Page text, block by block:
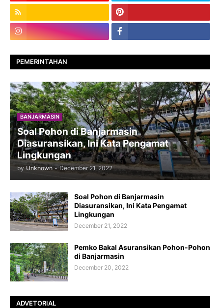
PEMERINTAHAN
BANJARMASIN
Soal Pohon di Banjarmasin
Diasuransikan, Ini Kata Pengamat
Lingkungan
by Unknown - December 21, 2022
Soal Pohon di Banjarmasin
Diasuransikan, Ini Kata Pengamat
Lingkungan
December 21, 2022
Pemko Bakal Asuransikan Pohon-Pohon
di Banjarmasin
December 20, 2022
ADVETORIAL